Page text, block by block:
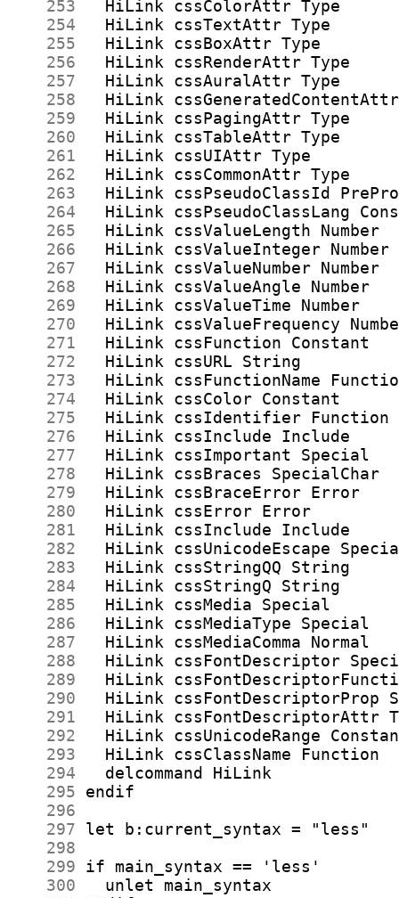
    253
    254
    255
    256
    257
    258
    259
    260
    261
    262
    263
    264
    265
    266
    267
    268
    269
    270
    271
    272
    273
    274
    275
    276
    277
    278
    279
    280
    281
    282
    283
    284
    285
    286
    287
    288
    289
    290
    291
    292
    293
    294
    295
    296
    297
    298
    299
    300